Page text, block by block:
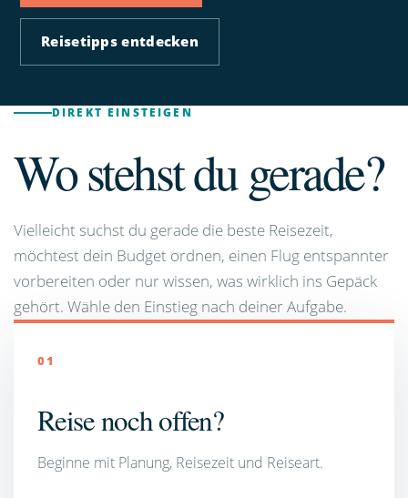
Reisetipps entdecken
DIREKT EINSTEIGEN
Wo stehst du gerade?
Vielleicht suchst du gerade die beste Reisezeit,
möchtest dein Budget ordnen, einen Flug entspannter
vorbereiten oder nur wissen, was wirklich ins Gepäck
gehört. Wähle den Einstieg nach deiner Aufgabe.
01
Reise noch offen?
Beginne mit Planung, Reisezeit und Reiseart.